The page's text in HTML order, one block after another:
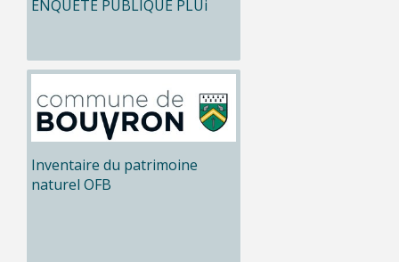
ENQUÊTE PUBLIQUE PLUi
Inventaire du patrimoine
naturel OFB